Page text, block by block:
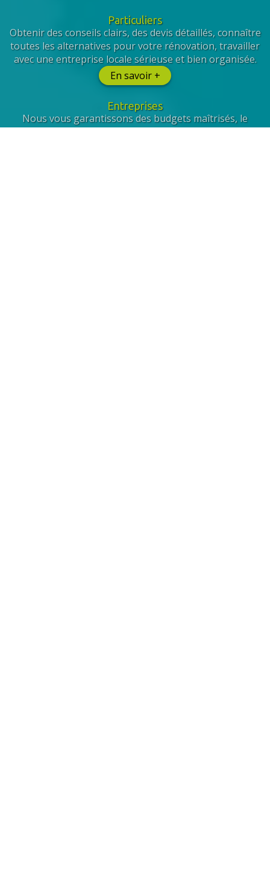
Particuliers
Obtenir des conseils clairs, des devis détaillés, connaître
toutes les alternatives pour votre rénovation, travailler
avec une entreprise locale sérieuse et bien organisée.
En savoir +
Entreprises
Nous vous garantissons des budgets maîtrisés, le
respect de votre cahier des charges, la prise en compte